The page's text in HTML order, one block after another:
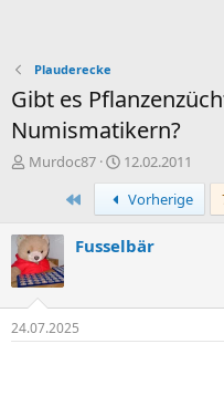
Plauderecke
Gibt es
Numismatikern?
E
e
l
l
e
r
Murdoc87
E
r
s
t
e
m
12.02.2011
Erste
Vorherige
Fusselbär
24.07.2025